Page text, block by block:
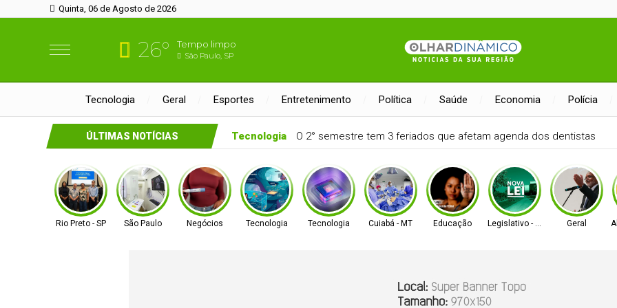
Quinta, 06 de Agosto de 2026
26° Tempo limpo
São Paulo, SP
Tecnologia Geral Esportes Entretenimento Política Saúde Economia Polícia
ÚLTIMAS NOTÍCIAS
Arte, Cultura, Sabores e Encontros: Museu Histórico recebe feira de artesanato neste domingo
Rio Preto - SP São Paulo Negócios Tecnologia Tecnologia Cuiabá - MT Educação Legislativo - MS Geral